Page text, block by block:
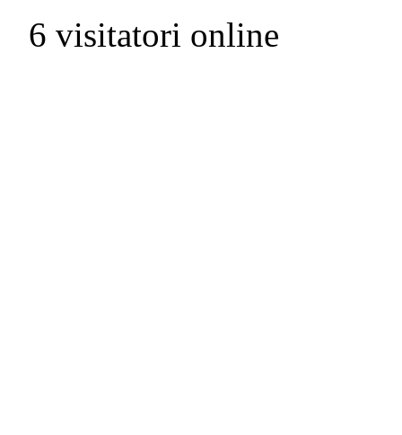
6 visitatori online